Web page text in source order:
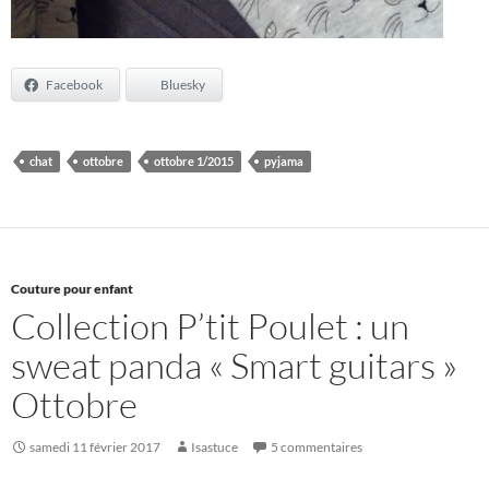
Facebook Bluesky
chat ottobre ottobre 1/2015 pyjama
Couture pour enfant
Collection P’tit Poulet : un
sweat panda « Smart guitars »
Ottobre
samedi 11 février 2017 Isastuce 5 commentaires